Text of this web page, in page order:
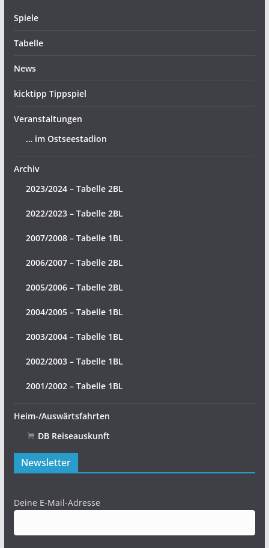
Spiele
Tabelle
News
kicktipp Tippspiel
Veranstaltungen
… im Ostseestadion
Archiv
2023/2024 – Tabelle 2BL
2022/2023 – Tabelle 2BL
2007/2008 – Tabelle 1BL
2006/2007 – Tabelle 2BL
2005/2006 – Tabelle 2BL
2004/2005 – Tabelle 1BL
2003/2004 – Tabelle 1BL
2002/2003 – Tabelle 1BL
2001/2002 – Tabelle 1BL
Heim-/Auswärtsfahrten
DB Reiseauskunft
Newsletter
Deine E-Mail-Adresse